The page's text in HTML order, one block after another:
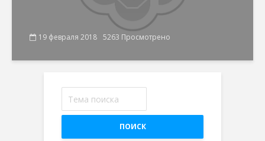
19 февраля 2018 5263 Просмотрено
ПОИСК